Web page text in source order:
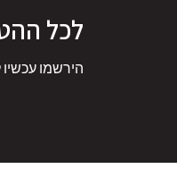
לכל
הירשמו עכשיו